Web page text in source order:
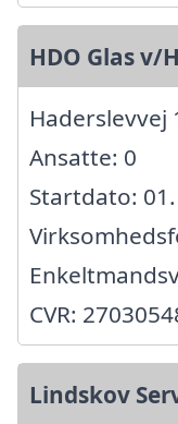
HDO Glas v/
Haderslevvej
Ansatte: 0
Startdato:
CVR:
Lindskov